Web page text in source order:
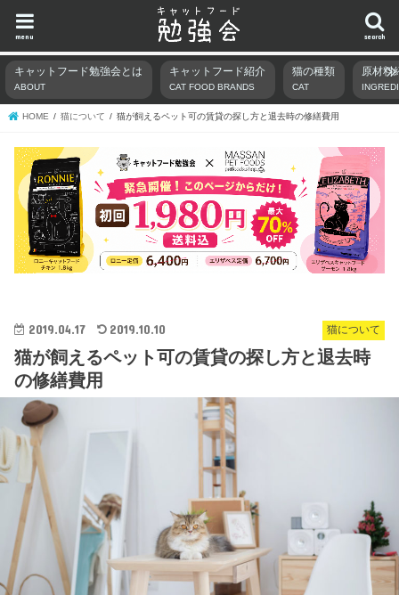
search
menu
キャットフード勉強会とは
ABOUT
キャットフード紹介
CAT FOOD BRANDS
猫の種類
CAT
原材料
HOME 猫について 猫が飼えるペット可の賃貸の探し方と退去時の修繕費用
猫について
2019.04.17 2019.10.10
猫が飼えるペット可の賃貸の探し方と退去時
の修繕費用